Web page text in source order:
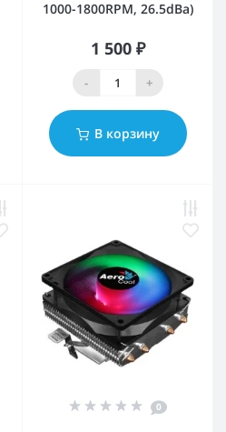
1000-1800RPM, 26.5dBa)
1 500 ₽
- +
В корзину
0